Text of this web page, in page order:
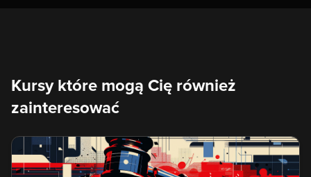
Kursy które mogą Cię również
zainteresować